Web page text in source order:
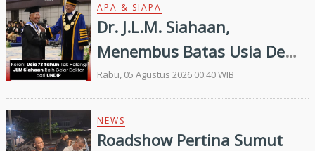
dan Palas Jelang Porprovsu
2026
APA & SIAPA
Dr. J.L.M. Siahaan,
Menembus Batas Usia Demi
Ilmu Pengetahuan
Rabu, 05 Agustus 2026 00:40 WIB
NEWS
Roadshow Pertina Sumut